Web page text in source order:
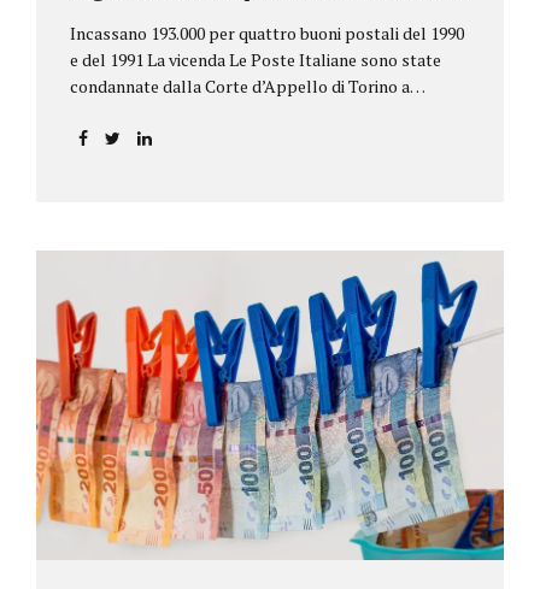
Incassano 193.000 per quattro buoni postali del 1990
e del 1991 La vicenda Le Poste Italiane sono state
condannate dalla Corte d’Appello di Torino a
per oltre 193.000,00 euro: la sentenza ribalta la
causa di una modifica dei rendimenti risalente al 1986,
precedente alla loro sottoscrizione, e di un timbro
che Poste aveva messo sopra la tabella, la quale
riportava un generico...